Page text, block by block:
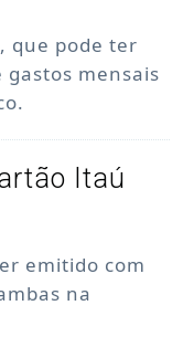
que pode ter
mensais
Itaú
emitido com
na